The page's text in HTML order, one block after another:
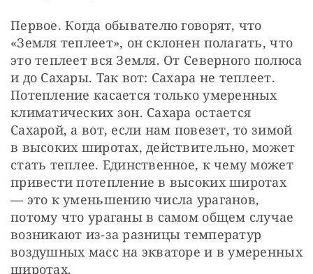
Первое. Когда обывателю говорят, что
«Земля теплеет», он склонен полагать, что
это теплеет вся Земля. От Северного полюса
и до Сахары. Так вот: Сахара не теплеет.
Потепление касается только умеренных
климатических зон. Сахара остается
Сахарой, а вот, если нам повезет, то зимой
в высоких широтах, действительно, может
стать теплее. Единственное, к чему может
привести потепление в высоких широтах
— это к уменьшению числа ураганов,
потому что ураганы в самом общем случае
возникают из-за разницы температур
воздушных масс на экваторе и в умеренных
широтах.